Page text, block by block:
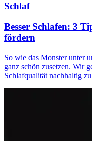
Schlaf
Besser Schlafen: 3
fördern
So wie das Monster unter
ganz schön zusetzen. Wir
Schlafqualität nachhaltig